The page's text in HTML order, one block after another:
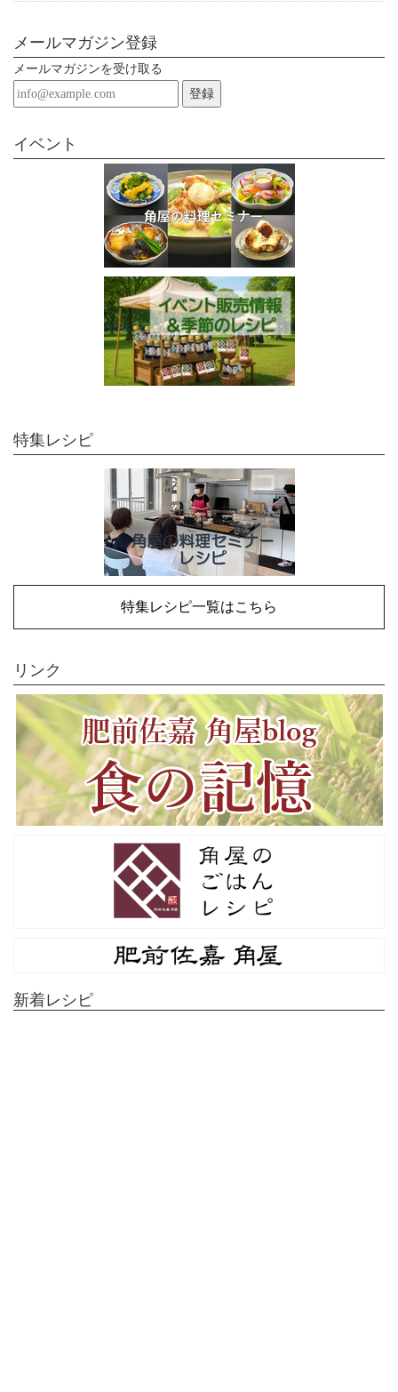
メールマガジン登録
メールマガジンを受け取る
登録
イベント
特集レシピ
特集レシピ一覧はこちら
リンク
新着レシピ